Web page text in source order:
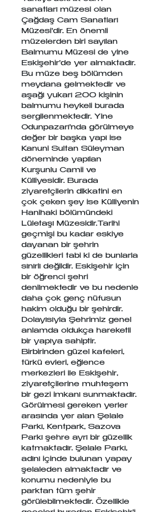
sanatları müzesi olan
Çağdaş Cam Sanatları
Müzesi'dir. En önemli
müzelerden biri sayılan
Balmumu Müzesi de yine
Eskişehir'de yer almaktadır.
Bu müze beş bölümden
meydana gelmektedir ve
aşağı yukarı 200 kişinin
balmumu heykeli burada
sergilenmektedir. Yine
Odunpazarı'nda görülmeye
değer bir başka yapı ise
Kanuni Sultan Süleyman
döneminde yapılan
Kurşunlu Camii ve
Külliyesidir. Burada
ziyaretçilerin dikkatini en
çok çeken şey ise Külliyenin
Hanihaki bölümündeki
Lületaşı Müzesidir.Tarihi
geçmişi bu kadar eskiye
dayanan bir şehrin
güzellikleri tabi ki de bunlarla
sınırlı değildir. Eskişehir için
bir öğrenci şehri
denilmektedir ve bu nedenle
daha çok genç nüfusun
hakim olduğu bir şehirdir.
Dolayısıyla Şehrimiz genel
anlamda oldukça hareketli
bir yapıya sahiptir.
Birbirinden güzel kafeleri,
türkü evleri, eğlence
merkezleri ile Eskişehir,
ziyaretçilerine muhteşem
bir gezi imkanı sunmaktadır.
Görülmesi gereken yerler
arasında yer alan Şelale
Parkı, Kentpark, Sazova
Parkı şehre ayrı bir güzellik
katmaktadır. Şelale Parkı,
adını içinde bulunan yapay
şelaleden almaktadır ve
konumu nedeniyle bu
parktan tüm şehir
görülebilmektedir. Özellikle